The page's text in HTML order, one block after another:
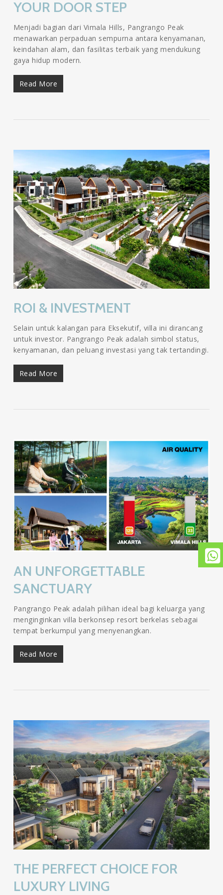
YOUR DOOR STEP
Menjadi bagian dari Vimala Hills, Pangrango Peak
menawarkan perpaduan sempurna antara kenyamanan,
keindahan alam, dan fasilitas terbaik yang mendukung
gaya hidup modern.
Read More
ROI & INVESTMENT
Selain untuk kalangan para Eksekutif, villa ini dirancang
untuk investor. Pangrango Peak adalah simbol status,
kenyamanan, dan peluang investasi yang tak tertandingi.
Read More
AN UNFORGETTABLE
SANCTUARY
Pangrango Peak adalah pilihan ideal bagi keluarga yang
menginginkan villa berkonsep resort berkelas sebagai
tempat berkumpul yang menyenangkan.
Read More
THE PERFECT CHOICE FOR
LUXURY LIVING